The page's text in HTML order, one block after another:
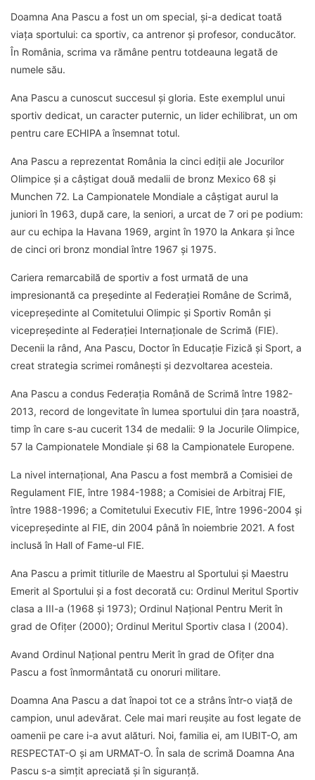
Doamna Ana Pascu a fost un om special, și-a dedicat toată
viața sportului: ca sportiv, ca antrenor și profesor, conducător.
În România, scrima va rămâne pentru totdeauna legată de
numele său.
Ana Pascu a cunoscut succesul și gloria. Este exemplul unui
sportiv dedicat, un caracter puternic, un lider echilibrat, un om
pentru care ECHIPA a însemnat totul.
Ana Pascu a reprezentat România la cinci ediții ale Jocurilor
Olimpice și a câștigat două medalii de bronz Mexico 68 și
Munchen 72. La Campionatele Mondiale a câștigat aurul la
juniori în 1963, după care, la seniori, a urcat de 7 ori pe podium:
aur cu echipa la Havana 1969, argint în 1970 la Ankara și înce
de cinci ori bronz mondial între 1967 și 1975.
Cariera remarcabilă de sportiv a fost urmată de una
impresionantă ca președinte al Federației Române de Scrimă,
vicepreședinte al Comitetului Olimpic și Sportiv Român și
vicepreședinte al Federației Internaționale de Scrimă (FIE).
Decenii la rând, Ana Pascu, Doctor în Educație Fizică și Sport, a
creat strategia scrimei românești și dezvoltarea acesteia.
Ana Pascu a condus Federația Română de Scrimă între 1982-
2013, record de longevitate în lumea sportului din țara noastră,
timp în care s-au cucerit 134 de medalii: 9 la Jocurile Olimpice,
57 la Campionatele Mondiale și 68 la Campionatele Europene.
La nivel internațional, Ana Pascu a fost membră a Comisiei de
Regulament FIE, între 1984-1988; a Comisiei de Arbitraj FIE,
între 1988-1996; a Comitetului Executiv FIE, între 1996-2004 și
vicepreședinte al FIE, din 2004 până în noiembrie 2021. A fost
inclusă în Hall of Fame-ul FIE.
Ana Pascu a primit titlurile de Maestru al Sportului și Maestru
Emerit al Sportului și a fost decorată cu: Ordinul Meritul Sportiv
clasa a III-a (1968 şi 1973); Ordinul Naţional Pentru Merit în
grad de Ofiţer (2000); Ordinul Meritul Sportiv clasa I (2004).
Avand Ordinul Național pentru Merit în grad de Ofițer dna
Pascu a fost înmormântată cu onoruri militare.
Doamna Ana Pascu a dat înapoi tot ce a strâns într-o viață de
campion, unul adevărat. Cele mai mari reușite au fost legate de
oamenii pe care i-a avut alături. Noi, familia ei, am IUBIT-O, am
RESPECTAT-O și am URMAT-O. În sala de scrimă Doamna Ana
Pascu s-a simțit apreciată și în siguranță.